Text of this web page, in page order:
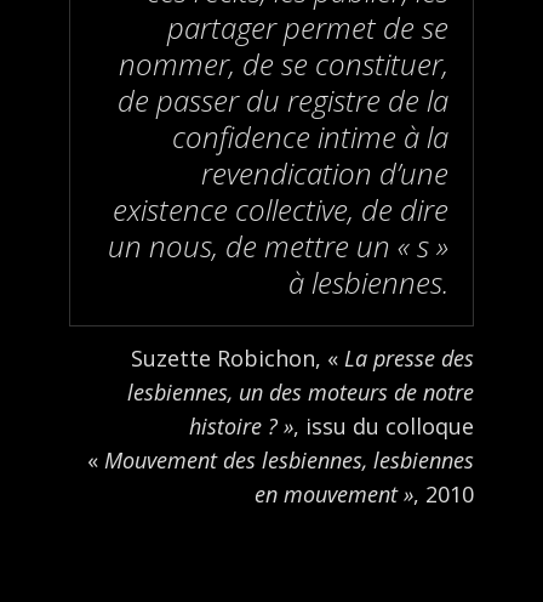
partager permet de se
nommer, de se constituer,
de passer du registre de la
confidence intime à la
revendication d’une
existence collective, de dire
un nous, de mettre un « s »
à lesbiennes.
Suzette Robichon, «La presse des
lesbiennes, un des moteurs de notre
histoire ? », issu du colloque
«Mouvement des lesbiennes, lesbiennes
en mouvement », 2010